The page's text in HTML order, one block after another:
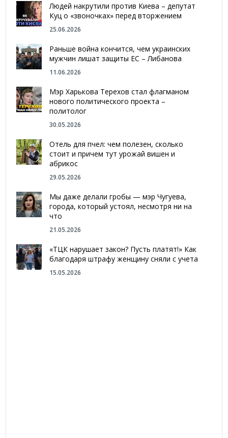
Людей накрутили против Киева – депутат
Куц о «звоночках» перед вторжением
25.06.2026
Раньше война кончится, чем украинских
мужчин лишат защиты ЕС – Либанова
11.06.2026
Мэр Харькова Терехов стал флагманом
нового политического проекта –
политолог
30.05.2026
Отель для пчел: чем полезен, сколько
стоит и причем тут урожай вишен и
абрикос
29.05.2026
Мы даже делали гробы — мэр Чугуева,
города, который устоял, несмотря ни на
что
21.05.2026
«ТЦК нарушает закон? Пусть платят!» Как
благодаря штрафу женщину сняли с учета
15.05.2026